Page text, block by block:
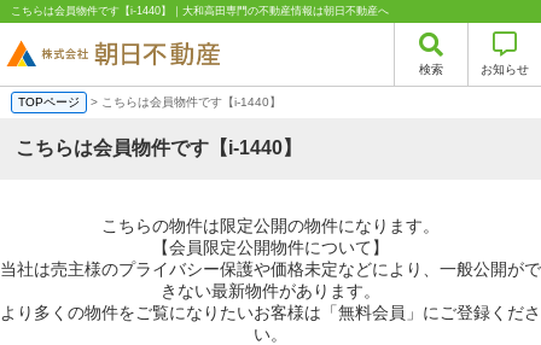
こちらは会員物件です【i-1440】｜大和高田専門の不動産情報は朝日不動産へ
検索 お知らせ
TOPページ > こちらは会員物件です【i-1440】
こちらは会員物件です【i-1440】
こちらの物件は限定公開の物件になります。
【会員限定公開物件について】
当社は売主様のプライバシー保護や価格未定などにより、一般公開がで
きない最新物件があります。
より多くの物件をご覧になりたいお客様は「無料会員」にご登録くださ
い。